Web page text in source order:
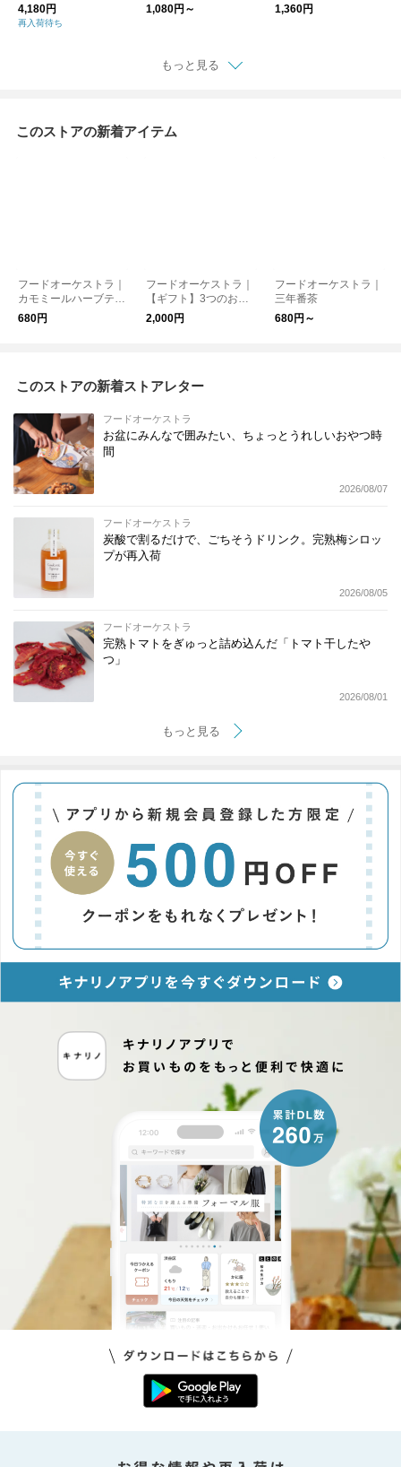
4,180円
再入荷待ち
1,080円～ バッグ
1,360円
もっと見る
このストアの新着アイテム
フードオーケストラ｜
カモミールハーブティ
ー
680円
フードオーケストラ｜
【ギフト】3つのお茶
を楽しむセット
2,000円
フードオーケストラ｜
三年番茶
680円～
このストアの新着ストアレター
フードオーケストラ
お盆にみんなで囲みたい、ちょっとうれしいおやつ時
間
2026/08/07
フードオーケストラ
炭酸で割るだけで、ごちそうドリンク。完熟梅シロッ
プが再入荷
2026/08/05
フードオーケストラ
完熟トマトをぎゅっと詰め込んだ「トマト干したや
つ」
2026/08/01
もっと見る